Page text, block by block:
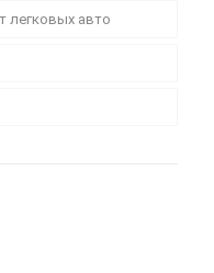
легковых авто